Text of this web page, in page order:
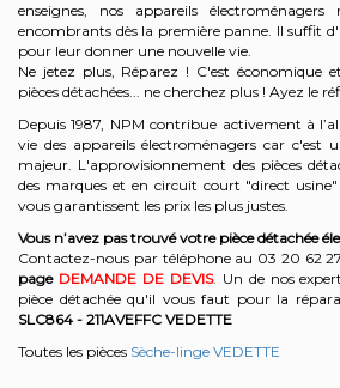
enseignes, nos appareils
encombrants dès la première panne. Il suffit
pour leur donner une nouvelle vie.
Ne jetez plus, Réparez ! C'est économique
pièces détachées... ne cherchez plus ! Ayez le
Depuis 1987, NPM contribue activement à
vie des appareils électroménagers car c'est
majeur. L'approvisionnement des pièces
des marques et en circuit court "direct
vous garantissent les prix les plus justes.
Vous n’avez pas trouvé votre pièce détachée
Contactez-nous par téléphone au 03 20 62
page DEMANDE DE DEVIS. Un de nos
pièce détachée qu'il vous faut pour la
SLC864 - 211AVEFFC VEDETTE
Toutes les pièces Sèche-linge VEDETTE